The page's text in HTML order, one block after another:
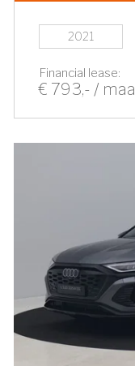
2021
Financial lease:
€ 793,- /